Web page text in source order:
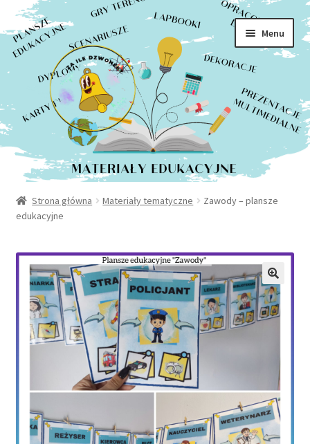
Przejdź
do
nawigacji
Przejdź
do
treści
Menu
Sklep
Rozwiń
menu
Moje konto
Kontakt
Strona główna Materiały tematyczne
Zawody – plansze
edukacyjne